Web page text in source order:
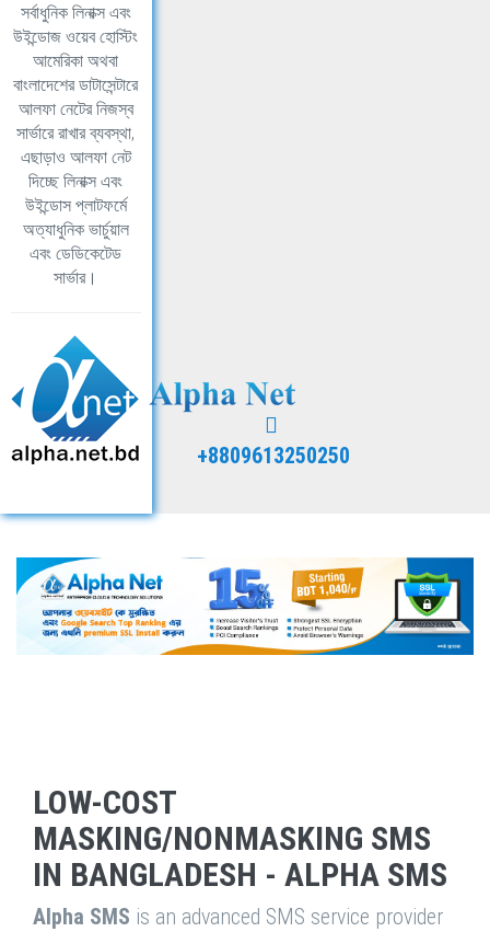
সর্বাধুনিক লিনাক্স এবং
উইন্ডোজ ওয়েব হোস্টিং
আমেরিকা অথবা
বাংলাদেশের ডাটাসেন্টারে
আলফা নেটের নিজস্ব
সার্ভারে রাখার ব্যবস্থা,
এছাড়াও আলফা নেট
দিচ্ছে লিনাক্স এবং
উইন্ডোস প্লাটফর্মে
অত্যাধুনিক ভার্চুয়াল
এবং ডেডিকেটেড
সার্ভার।
+8809613250250
LOW-COST
MASKING/NONMASKING SMS
IN BANGLADESH - ALPHA SMS
Alpha SMS is an advanced SMS service provider